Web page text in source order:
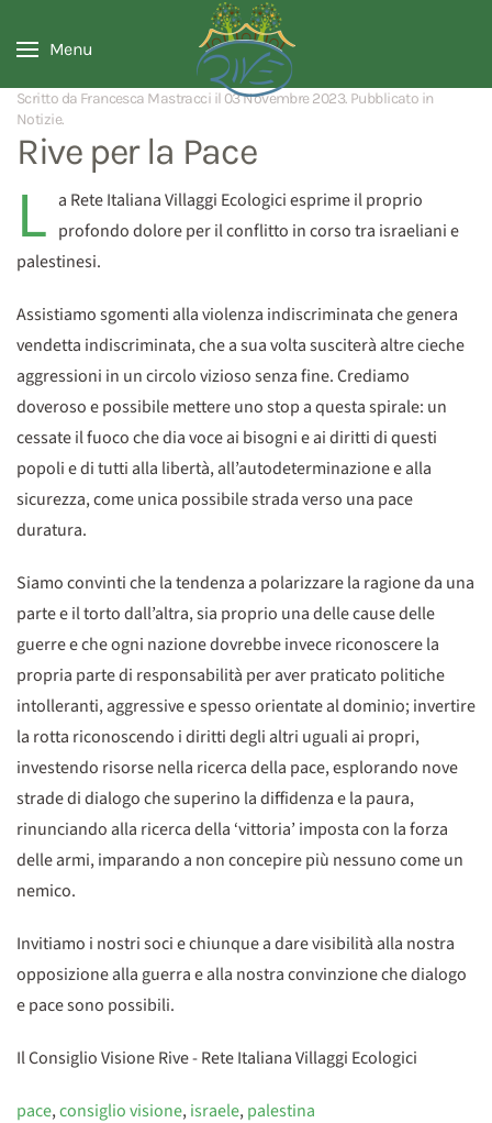
Menu
Scritto da Francesca Mastracci il 03 Novembre 2023. Pubblicato in
Notizie.
Rive per la Pace
L a Rete Italiana Villaggi Ecologici esprime il proprio
profondo dolore per il conflitto in corso tra israeliani e
palestinesi.
Assistiamo sgomenti alla violenza indiscriminata che genera
vendetta indiscriminata, che a sua volta susciterà altre cieche
aggressioni in un circolo vizioso senza fine. Crediamo
doveroso e possibile mettere uno stop a questa spirale: un
cessate il fuoco che dia voce ai bisogni e ai diritti di questi
popoli e di tutti alla libertà, all’autodeterminazione e alla
sicurezza, come unica possibile strada verso una pace
duratura.
Siamo convinti che la tendenza a polarizzare la ragione da una
parte e il torto dall’altra, sia proprio una delle cause delle
guerre e che ogni nazione dovrebbe invece riconoscere la
propria parte di responsabilità per aver praticato politiche
intolleranti, aggressive e spesso orientate al dominio; invertire
la rotta riconoscendo i diritti degli altri uguali ai propri,
investendo risorse nella ricerca della pace, esplorando nove
strade di dialogo che superino la diffidenza e la paura,
rinunciando alla ricerca della ‘vittoria’ imposta con la forza
delle armi, imparando a non concepire più nessuno come un
nemico.
Invitiamo i nostri soci e chiunque a dare visibilità alla nostra
opposizione alla guerra e alla nostra convinzione che dialogo
e pace sono possibili.
Il Consiglio Visione Rive - Rete Italiana Villaggi Ecologici
pace,consiglio visione,israele,palestina